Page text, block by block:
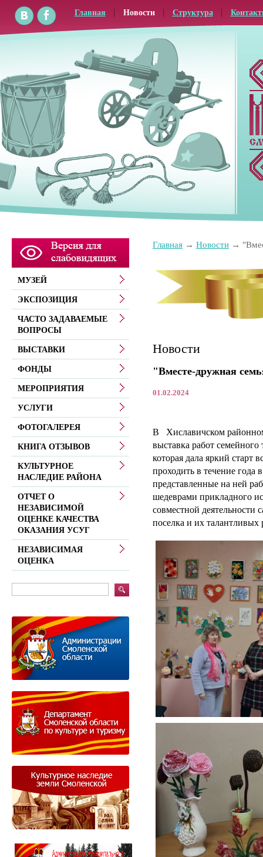
Главная Новости Структура
Главная Новости
Новости
"Вместе-дружная
01.02.2024
В Хиславичском
выставка работ
которая дала яркий старт
проходить в течение года
представленные на ней
шедеврами прикладного
совместной
поселка и их талантливых
МУЗЕЙ
ЭКСПОЗИЦИЯ
ЧАСТО ЗАДАВАЕМЫЕ
ВОПРОСЫ
ВЫСТАВКИ
ФОНДЫ
МЕРОПРИЯТИЯ
УСЛУГИ
ФОТОГАЛЕРЕЯ
КНИГА ОТЗЫВОВ
КУЛЬТУРНОЕ
НАСЛЕДИЕ РАЙОНА
ОТЧЕТ О
НЕЗАВИСИМОЙ
ОЦЕНКЕ КАЧЕСТВА
ОКАЗАНИЯ УСУГ
НЕЗАВИСИМАЯ
ОЦЕНКА